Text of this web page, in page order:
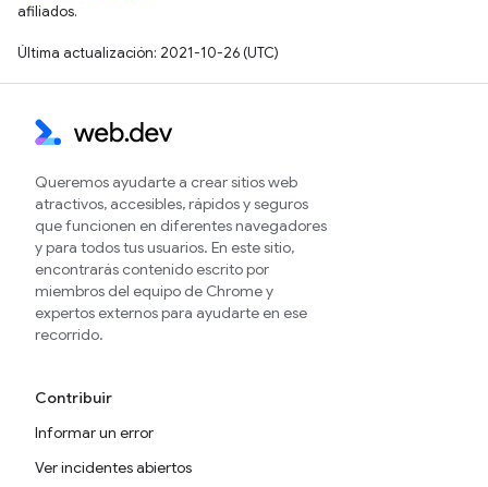
afiliados.
Última actualización: 2021-10-26 (UTC)
Queremos ayudarte a crear sitios web
atractivos, accesibles, rápidos y seguros
que funcionen en diferentes navegadores
y para todos tus usuarios. En este sitio,
encontrarás contenido escrito por
miembros del equipo de Chrome y
expertos externos para ayudarte en ese
recorrido.
Contribuir
Informar un error
Ver incidentes abiertos